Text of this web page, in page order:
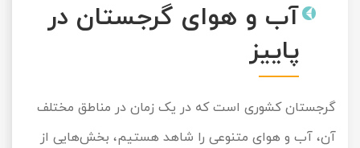
آب و هوای گرجستان در
پاییز
گرجستان کشوری است که در یک زمان در مناطق مختلف
آن، آب و هوای متنوعی را شاهد هستیم، بخش‌هایی از